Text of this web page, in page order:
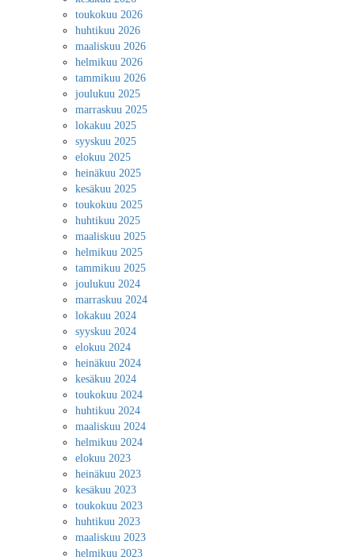
toukokuu 2026
huhtikuu 2026
maaliskuu 2026
helmikuu 2026
tammikuu 2026
joulukuu 2025
marraskuu 2025
lokakuu 2025
syyskuu 2025
elokuu 2025
heinäkuu 2025
kesäkuu 2025
toukokuu 2025
huhtikuu 2025
maaliskuu 2025
helmikuu 2025
tammikuu 2025
joulukuu 2024
marraskuu 2024
lokakuu 2024
syyskuu 2024
elokuu 2024
heinäkuu 2024
kesäkuu 2024
toukokuu 2024
huhtikuu 2024
maaliskuu 2024
helmikuu 2024
elokuu 2023
heinäkuu 2023
kesäkuu 2023
toukokuu 2023
huhtikuu 2023
maaliskuu 2023
helmikuu 2023